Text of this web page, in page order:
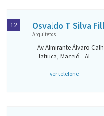
Osvaldo T Silva
Arquitetos
Av Almirante Álvaro
Jatiuca, Maceió - AL
ver telefone
12